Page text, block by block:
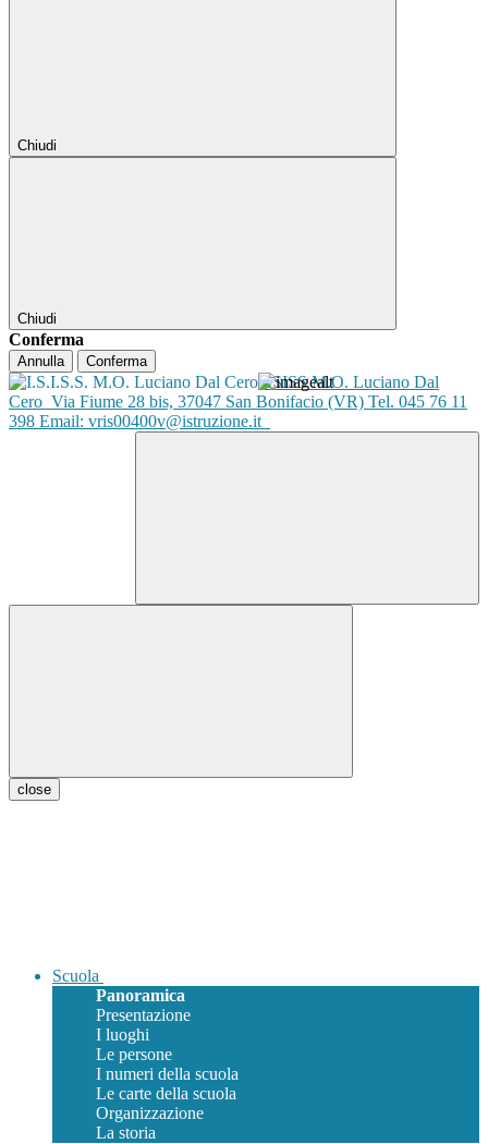
Chiudi
Chiudi
Conferma
Annulla Conferma
ISISS M.O. Luciano Dal
Cero Via Fiume 28 bis, 37047 San Bonifacio (VR) Tel. 045 76 11
398 Email: vris00400v@istruzione.it
close
Scuola
Panoramica
Presentazione
I luoghi
Le persone
I numeri della scuola
Le carte della scuola
Organizzazione
La storia